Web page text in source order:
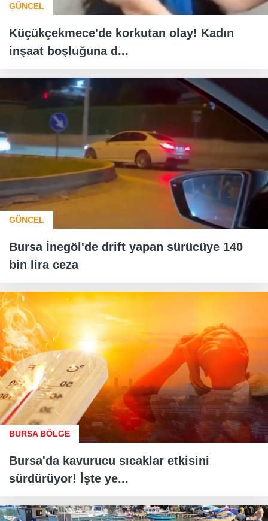
GÜNCEL
Küçükçekmece'de korkutan olay! Kadın
inşaat boşluğuna d...
GÜNCEL
Bursa İnegöl'de drift yapan sürücüye 140
bin lira ceza
BURSA BÖLGE
Bursa'da kavurucu sıcaklar etkisini
sürdürüyor! İşte ye...